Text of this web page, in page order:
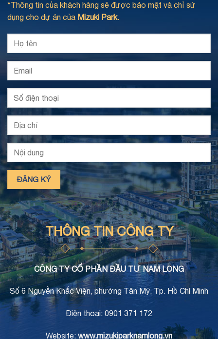
*Thông tin của khách hàng sẽ được bảo mật và chỉ sử
dụng cho dự án của Mizuki Park.
THÔNG TIN CÔNG TY
CÔNG TY CỔ PHẦN ĐẦU TƯ NAM LONG
Số 6 Nguyễn Khắc Viện, phường Tân Mỹ, Tp. Hồ Chí Minh
Điện thoại: 0901 371 172
Website: www.mizukiparknamlong.vn